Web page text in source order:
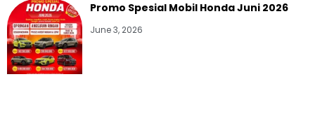
Promo Spesial Mobil Honda Juni 2026
June 3, 2026